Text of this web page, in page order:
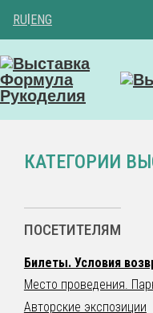
RU|ENG
КАТЕГОРИИ
ПОСЕТИТЕЛЯМ
Билеты. Условия
Место проведения.
Авторские экспозиции